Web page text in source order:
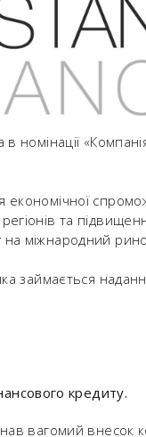
номінації
та
міжнародний
займається
кредиту.
вагомий внесок